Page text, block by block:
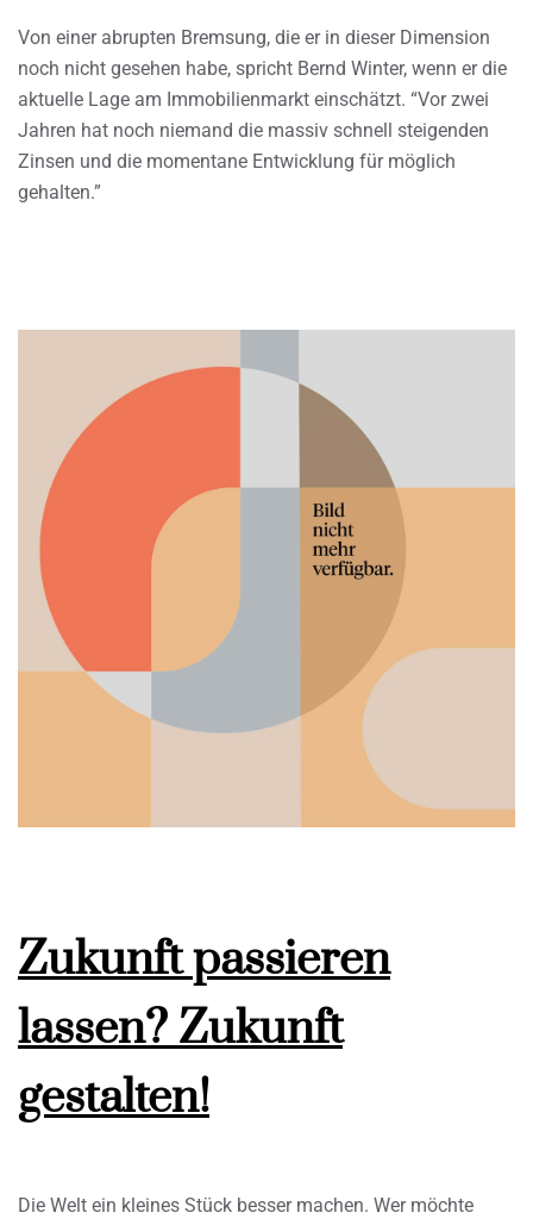
Von einer abrupten Bremsung, die er in dieser Dimension
noch nicht gesehen habe, spricht Bernd Winter, wenn er die
aktuelle Lage am Immobilienmarkt einschätzt. “Vor zwei
Jahren hat noch niemand die massiv schnell steigenden
Zinsen und die momentane Entwicklung für möglich
gehalten.”
Zukunft passieren
lassen? Zukunft
gestalten!
Die Welt ein kleines Stück besser machen. Wer möchte